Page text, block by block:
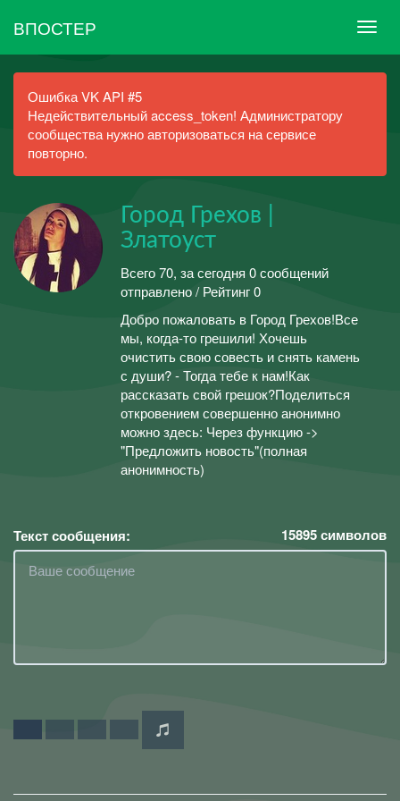
ВПОСТЕР
Ошибка VK API #5
Недействительный access_token! Администратору
сообщества нужно авторизоваться на сервисе
повторно.
Город Грехов |
Златоуст
Всего 70, за сегодня 0 сообщений
отправлено / Рейтинг 0
Добро пожаловать в Город Грехов!Все
мы, когда-то грешили! Хочешь
очистить свою совесть и снять камень
с души? - Тогда тебе к нам!Как
рассказать свой грешок?Поделиться
откровением совершенно анонимно
можно здесь: Через функцию ->
"Предложить новость"(полная
анонимность)
Текст сообщения: 15895символов